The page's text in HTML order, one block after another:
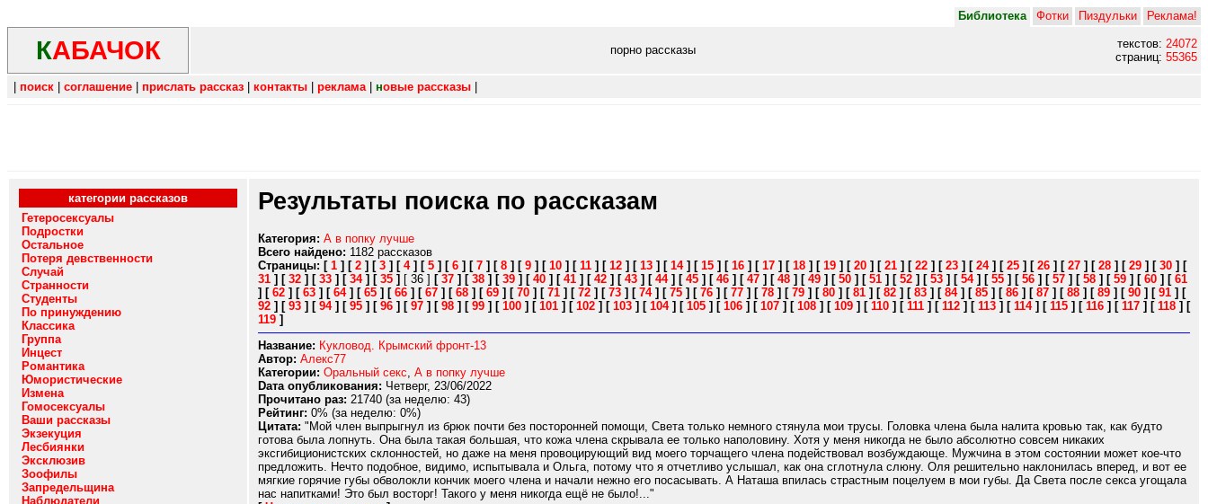
Библиотека Фотки Пиздульки Реклама!
КАБАЧОК порно рассказы текстов: 24072
страниц: 55365
поиск соглашение прислать рассказ контакты реклама| новые рассказы
категории рассказов
Гетеросексуалы
Подростки
Остальное
Потеря девственности
Случай
Странности
Студенты
По принуждению
Классика
Группа
Инцест
Романтика
Юмористические
Измена
Гомосексуалы
Ваши рассказы
Экзекуция
Лесбиянки
Эксклюзив
Зоофилы
Запредельщина
Наблюдатели
Результаты поиска по рассказам
Категория: А в попку лучше
Всего найдено: 1182 рассказов
Страницы: [ 1 ] [ 2 ] [ 3 ] [ 4] [ 5 ] [ 6 ] [ 7 ] [ 8 ] [ 9 ] [ 10 ] [ 11 ] [ 12 ] [ 13 ] [ 14] [ 15 ] [ 16 ] [ 17 ] [ 18 ] [ 19 ] [ 20 ] [ 21 ] [ 22 ] [ 23 ] [ 24] [ 25 ] [ 26 ] [ 27 ] [ 28 ] [ 29 ] [ 30 ] [
31 ] [ 32 ] [ 33 ] [ 34] [ 35 ] [ 36 ] [ 37 ] [ 38 ] [ 39 ] [ 40 ] [ 41 ] [ 42 ] [ 43 ] [ 44] [ 45 ] [ 46 ] [ 47 ] [ 48 ] [ 49 ] [ 50 ] [ 51 ] [ 52 ] [ 53 ] [ 54] [ 55 ] [ 56 ] [ 57 ] [ 58 ] [ 59 ] [ 60 ] [ 61
] [ 62 ] [ 63 ] [ 64] [ 65 ] [ 66 ] [ 67 ] [ 68 ] [ 69 ] [ 70 ] [ 71 ] [ 72 ] [ 73 ] [ 74] [ 75 ] [ 76 ] [ 77 ] [ 78 ] [ 79 ] [ 80 ] [ 81 ] [ 82 ] [ 83 ] [ 84] [ 85 ] [ 86 ] [ 87 ] [ 88 ] [ 89 ] [ 90 ] [ 91 ] [
92 ] [ 93 ] [ 94] [ 95 ] [ 96 ] [ 97 ] [ 98 ] [ 99 ] [ 100 ] [ 101 ] [ 102 ] [ 103 ] [ 104] [ 105 ] [ 106 ] [ 107 ] [ 108 ] [ 109 ] [ 110 ] [ 111 ] [ 112 ] [ 113 ] [ 114] [ 115 ] [ 116 ] [ 117 ] [ 118 ] [
119 ]
Название: Кукловод. Крымский фронт-13
Автор: Алекс77
Категории: Оральный секс, А в попку лучше
Dата опубликования: Четверг, 23/06/2022
Прочитано раз: 21740 (за неделю: 43)
Рейтинг: 0% (за неделю: 0%)
Цитата: "Мой член выпрыгнул из брюк почти без посторонней помощи, Света только немного стянула мои трусы. Головка члена была налита кровью так, как будто
готова была лопнуть. Она была такая большая, что кожа члена скрывала ее только наполовину. Хотя у меня никогда не было абсолютно совсем никаких
эксгибиционистских склонностей, но даже на меня провоцирующий вид моего торчащего члена подействовал возбуждающе. Мужчина в этом состоянии может кое-что
предложить. Нечто подобное, видимо, испытывала и Ольга, потому что я отчетливо услышал, как она сглотнула слюну. Оля решительно наклонилась вперед, и вот ее
мягкие горячие губы обволокли кончик моего члена и начали нежно его посасывать. А Наташа впилась страстным поцелуем в мои губы. Да Света после секса угощала
нас напитками! Это был восторг! Такого у меня никогда ещё не было!..."